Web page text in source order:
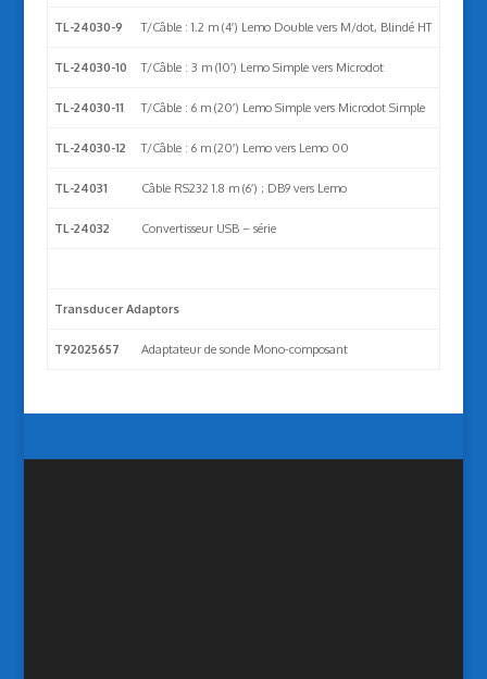
TL-24030-9 T/Câble : 1.2 m (4′) Lemo Double vers M/dot, Blindé HT
TL-24030-10 T/Câble : 3 m (10′) Lemo Simple vers Microdot
TL-24030-11 T/Câble : 6 m (20′) Lemo Simple vers Microdot Simple
TL-24030-12 T/Câble : 6 m (20′) Lemo vers Lemo 00
TL-24031 Câble RS232 1.8 m (6′) ; DB9 vers Lemo
TL-24032 Convertisseur USB – série
Transducer Adaptors
T92025657 Adaptateur de sonde Mono-composant